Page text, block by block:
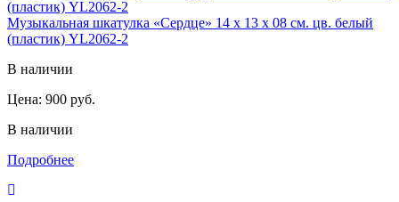
Музыкальная шкатулка «Сердце» 14 х 13 х 08 см. цв. белый
(пластик) YL2062-2
В наличии
Цена: 900 руб.
В наличии
Подробнее